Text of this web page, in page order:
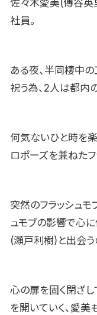
佐々木愛美(傳谷英
社員。
ある夜、半同棲中
祝う為、2人は都内
何気ないひと時を
ロポーズを兼ねたフ
突然のフラッシュ
ュモブの影響で心
(瀬戸利樹)と出会う
心の扉を固く閉ざ
を開いていく、愛